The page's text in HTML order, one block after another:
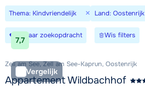
Thema: Kindvriendelijk × Land: Oostenrijk
Bewaar zoekopdracht Wis filters
7,7
Vergelijk
Zell am See, Zell am See-Kaprun, Oostenrijk
Appartement Wildbachhof